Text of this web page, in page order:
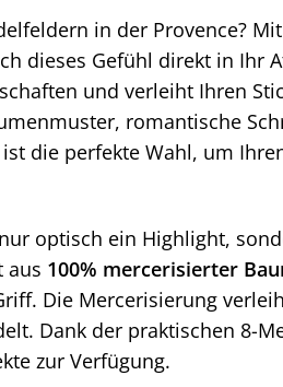
in der Provence?
dieses Gefühl direkt in Ihr
und verleiht Ihren
romantische
die perfekte Wahl, um
optisch ein Highlight,
aus 100% mercerisierter
Die Mercerisierung
Dank der praktischen 8-
zur Verfügung.